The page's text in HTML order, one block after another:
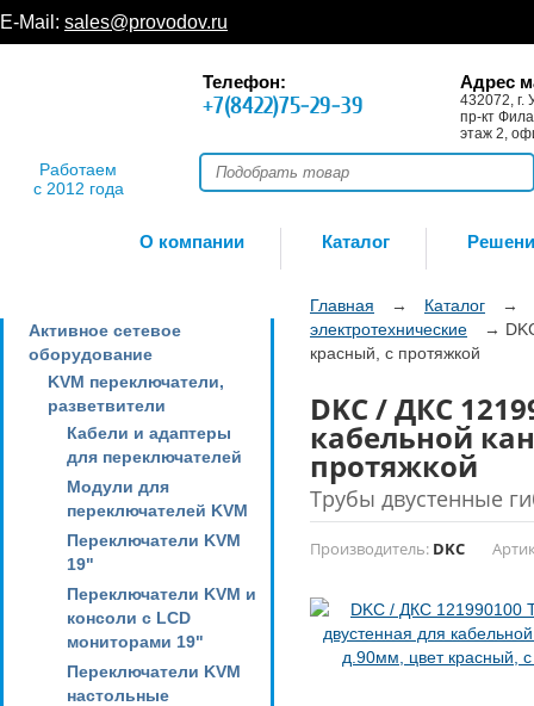
E-Mail: sales@provodov.ru
Работаем
с 2012 года
Телефон:
+7(8422)75-29-39
Адрес
432072, г.
пр-кт
этаж 2,
О компании Каталог
Активное сетевое
оборудование
KVM переключатели,
разветвители
Кабели и адаптеры
для переключателей
Модули для
переключателей KVM
Переключатели KVM
19"
Переключатели KVM и
консоли с LCD
мониторами 19"
Переключатели KVM
настольные
Главная → Каталог
→
электротехнические
→
красный, с протяжкой
DKC / ДКС
кабельной
протяжкой
Трубы двустенные
Производитель: DKC